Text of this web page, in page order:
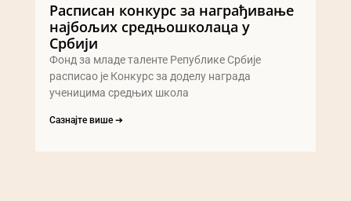
Расписан конкурс за награђивање
најбољих средњошколаца у
Србији
Фонд за младе таленте Републике Србије
расписао је Конкурс за доделу награда
ученицима средњих школа
Сазнајте више ➔